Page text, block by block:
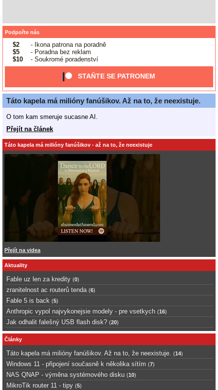
Podpořte nás
$2
- Ikona patrona na poradně
$5
- Poradna bez reklam
$10
- Soukromé poradenství
STAŇTE SE PATRONEM
Táto kapela má milióny fanúšikov. Až na to, že neexistuje.
O tom kam smeruje sucasne AI.
Přejít na článek
Táto kapela má milióny fanúšikov - až na to, že neexistuje
Přejít na videa
Aktuality
Fable uz len za kredity (0)
zranitelnost ac routerů tenda (6)
Fable 5 is back (5)
Anthropic vypol najvykonejsie modely - pre vsetkych (16)
Jak odhalit falešný USB flash disk? (20)
Články
Táto kapela má milióny fanúšikov. Až na to, že neexistuje. (14)
Windows 11 - připojení současně k několika sítím (7)
NAS QNAP - výměna systémového disku (10)
MikroTik router 11 - tipy (5)